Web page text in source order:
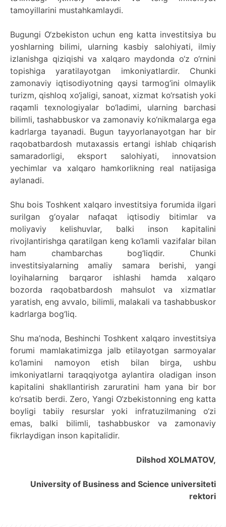
tamoyillarini mustahkamlaydi.
Bugungi O‘zbekiston uchun eng katta investitsiya bu
yoshlarning bilimi, ularning kasbiy salohiyati, ilmiy
izlanishga qiziqishi va xalqaro maydonda o‘z o‘rnini
topishiga yaratilayotgan imkoniyatlardir. Chunki
zamonaviy iqtisodiyotning qaysi tarmog‘ini olmaylik
turizm, qishloq xo‘jaligi, sanoat, xizmat ko‘rsatish yoki
raqamli texnologiyalar bo‘ladimi, ularning barchasi
bilimli, tashabbuskor va zamonaviy ko‘nikmalarga ega
kadrlarga tayanadi. Bugun tayyorlanayotgan har bir
raqobatbardosh mutaxassis ertangi ishlab chiqarish
samaradorligi, eksport salohiyati, innovatsion
yechimlar va xalqaro hamkorlikning real natijasiga
aylanadi.
Shu bois Toshkent xalqaro investitsiya forumida ilgari
surilgan g‘oyalar nafaqat iqtisodiy bitimlar va
moliyaviy kelishuvlar, balki inson kapitalini
rivojlantirishga qaratilgan keng ko‘lamli vazifalar bilan
ham chambarchas bog‘liqdir. Chunki
investitsiyalarning amaliy samara berishi, yangi
loyihalarning barqaror ishlashi hamda xalqaro
bozorda raqobatbardosh mahsulot va xizmatlar
yaratish, eng avvalo, bilimli, malakali va tashabbuskor
kadrlarga bog‘liq.
Shu ma’noda, Beshinchi Toshkent xalqaro investitsiya
forumi mamlakatimizga jalb etilayotgan sarmoyalar
ko‘lamini namoyon etish bilan birga, ushbu
imkoniyatlarni taraqqiyotga aylantira oladigan inson
kapitalini shakllantirish zaruratini ham yana bir bor
ko‘rsatib berdi. Zero, Yangi O‘zbekistonning eng katta
boyligi tabiiy resurslar yoki infratuzilmaning o‘zi
emas, balki bilimli, tashabbuskor va zamonaviy
fikrlaydigan inson kapitalidir.
Dilshod XOLMATOV,
University of Business and Science universiteti
rektori